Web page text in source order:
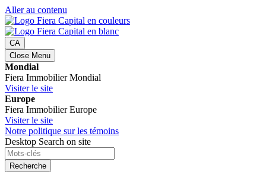
Aller au contenu
CA
Close Menu
Mondial
Fiera Immobilier Mondial
Visiter le site
Europe
Fiera Immobilier Europe
Visiter le site
Notre politique sur les témoins
Desktop Search on site
Recherche